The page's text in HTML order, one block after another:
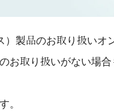
製品のお取り扱いオ
お取り扱いがない場
。